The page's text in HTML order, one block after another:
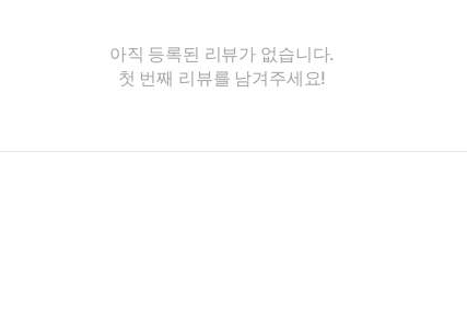
아직 등록된 리뷰가 없습니다.
첫 번째 리뷰를 남겨주세요!